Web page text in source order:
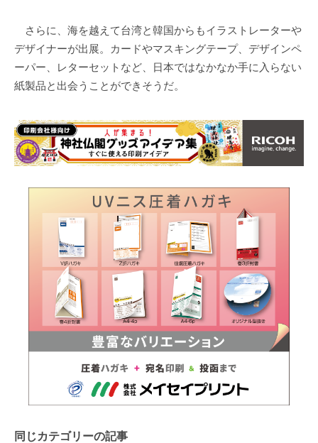
さらに、海を越えて台湾と韓国からもイラストレーターや
デザイナーが出展。カードやマスキングテープ、デザインペ
ーパー、レターセットなど、日本ではなかなか手に入らない
紙製品と出会うことができそうだ。
同じカテゴリーの記事